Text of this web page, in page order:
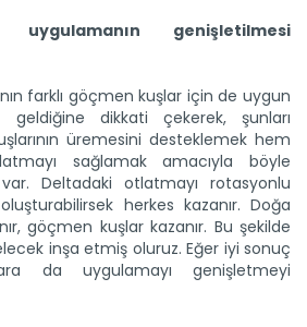
uygulamanın genişletilmesi
farklı göçmen kuşlar için de uygun
dikkati çekerek, şunları
üremesini desteklemek hem
sağlamak amacıyla böyle
Deltadaki otlatmayı rotasyonlu
herkes kazanır. Doğa
göçmen kuşlar kazanır. Bu şekilde
inşa etmiş oluruz. Eğer iyi sonuç
da uygulamayı genişletmeyi
tanıtmak amacıyla yenilik
mücadele...
sülünler kahverengi